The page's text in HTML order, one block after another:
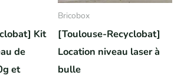
Kit
de
et
Bricobox
[Toulouse-Recyclobat]
Location niveau laser à
bulle